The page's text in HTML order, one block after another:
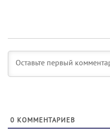
0 КОММЕНТАРИЕВ